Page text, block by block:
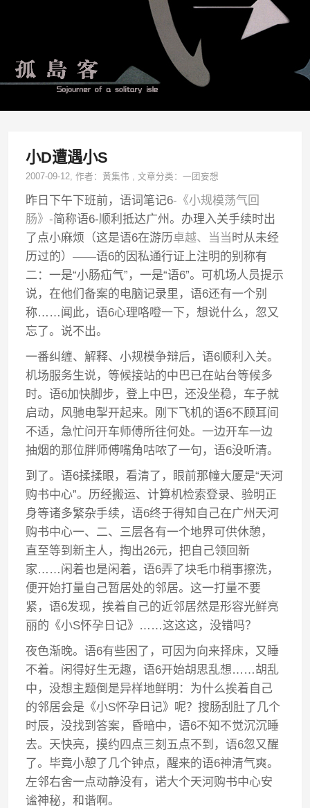
小D遭遇小S
2007-09-12, 作者：黄集伟 ,文章分类：一团妄想
昨日下午下班前，语词笔记6-《小规模荡气回
肠》-简称语6-顺利抵达广州。办理入关手续时出
了点小麻烦（这是语6在游历卓越、 当当时从未经
历过的）——语6的因私通行证上注明的别称有
二：一是“小肠疝气”，一是“语6”。可机场人员提示
说，在他们备案的电脑记录里，语6还有一个别
称……闻此，语6心理咯噔一下，想说什么，忽又
忘了。说不出。
一番纠缠、解释、小规模争辩后，语6顺利入关。
机场服务生说，等候接站的中巴已在站台等候多
时。语6加快脚步，登上中巴，还没坐稳，车子就
启动，风驰电掣开起来。刚下飞机的语6不顾耳间
不适，急忙问开车师傅所往何处。一边开车一边
抽烟的那位胖师傅嘴角咕哝了一句，语6没听清。
到了。语6揉揉眼，看清了，眼前那幢大厦是“天河
购书中心”。历经搬运、计算机检索登录、验明正
身等诸多繁杂手续，语6终于得知自己在广州天河
购书中心一、二、三层各有一个地界可供休憩，
直至等到新主人，掏出26元，把自己领回新
家……闲着也是闲着，语6弄了块毛巾稍事擦洗，
便开始打量自己暂居处的邻居。这一打量不要
紧，语6发现，挨着自己的近邻居然是形容光鲜亮
丽的《小S怀孕日记》……这这这，没错吗？
夜色渐晚。语6有些困了，可因为向来择床，又睡
不着。闲得好生无趣，语6开始胡思乱想……胡乱
中，没想主题倒是异样地鲜明：为什么挨着自己
的邻居会是《小S怀孕日记》呢？搜肠刮肚了几个
时辰，没找到答案，昏暗中，语6不知不觉沉沉睡
去。天快亮，摸约四点三刻五点不到，语6忽又醒
了。毕竟小憩了几个钟点，醒来的语6神清气爽。
左邻右舍一点动静没有，诺大个天河购书中心安
谧神秘，和谐啊。